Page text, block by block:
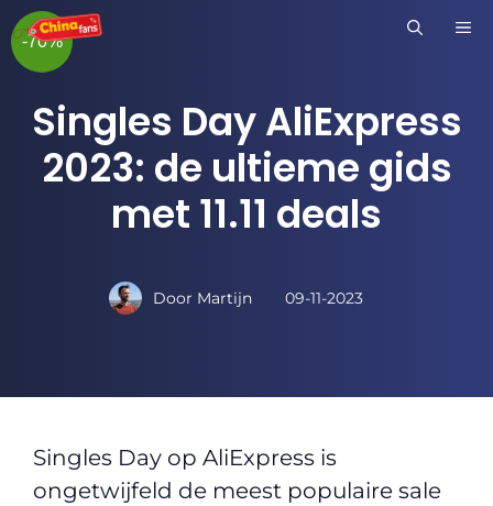
Ga
naar
inhoud
Singles Day AliExpress
2023: de ultieme gids
met 11.11 deals
Door Martijn 09-11-2023
Singles Day op AliExpress is
ongetwijfeld de meest populaire sale
-70%